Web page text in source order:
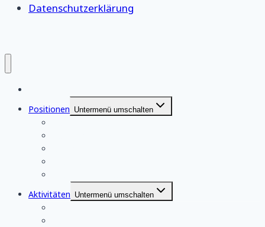
Datenschutzerklärung
Positionen Untermenü umschalten
Aktivitäten Untermenü umschalten